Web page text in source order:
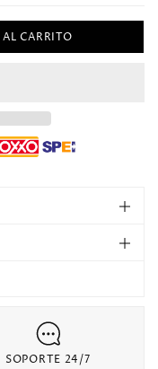
CARRITO
SOPORTE 24/7